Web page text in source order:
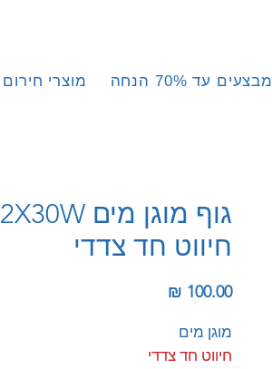
מוצרי חירום מבצעים עד 70% הנחה
גוף מוגן מים 2X30W
חיווט חד צדדי
‏100.00 ‏₪
מוגן מים
חיווט חד צדדי